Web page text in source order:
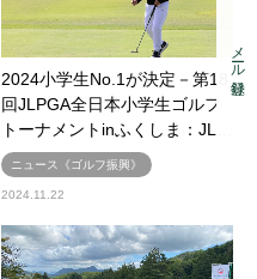
2024小学生No.1が決定－第18
回JLPGA全日本小学生ゴルフ
トーナメントinふくしま：JL…
ニュース《ゴルフ振興》
2024.11.22
メール登録